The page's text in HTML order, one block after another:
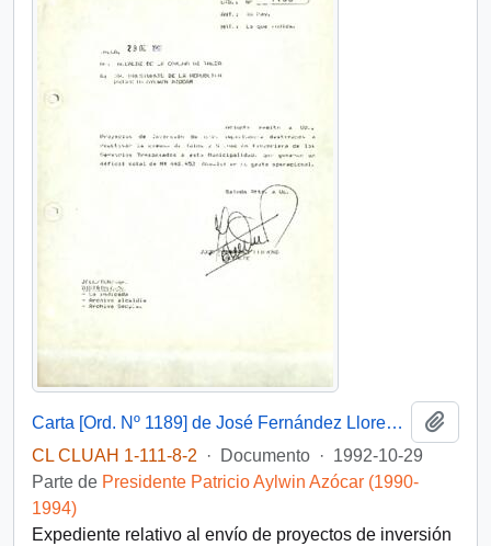
Carta [Ord. Nº 1189] de José Fernández Llorens, Alcalde de Talca, a Patricio Aylwin Azócar, Presidente de la República, sobre envío de proyectos de inversión comunal y situación financiera municipal
CL CLUAH 1-111-8-2
· Documento · 1992-10-29
Parte de Presidente Patricio Aylwin Azócar (1990-
1994)
Expediente relativo al envío de proyectos de inversión